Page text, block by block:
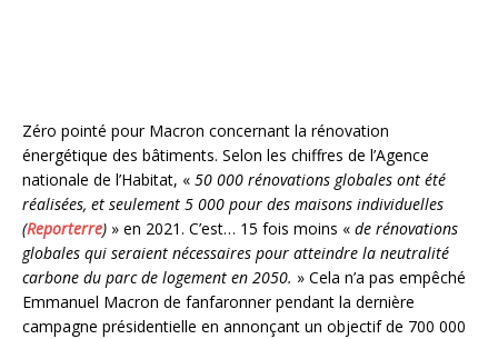
Zéro pointé pour Macron concernant la rénovation
énergétique des bâtiments. Selon les chiffres de l’Agence
nationale de l’Habitat, « 50 000 rénovations globales ont été
réalisées, et seulement 5 000 pour des maisons individuelles
(Reporterre) » en 2021. C’est… 15 fois moins « de rénovations
globales qui seraient nécessaires pour atteindre la neutralité
carbone du parc de logement en 2050. » Cela n’a pas empêché
Emmanuel Macron de fanfaronner pendant la dernière
campagne présidentielle en annonçant un objectif de 700 000